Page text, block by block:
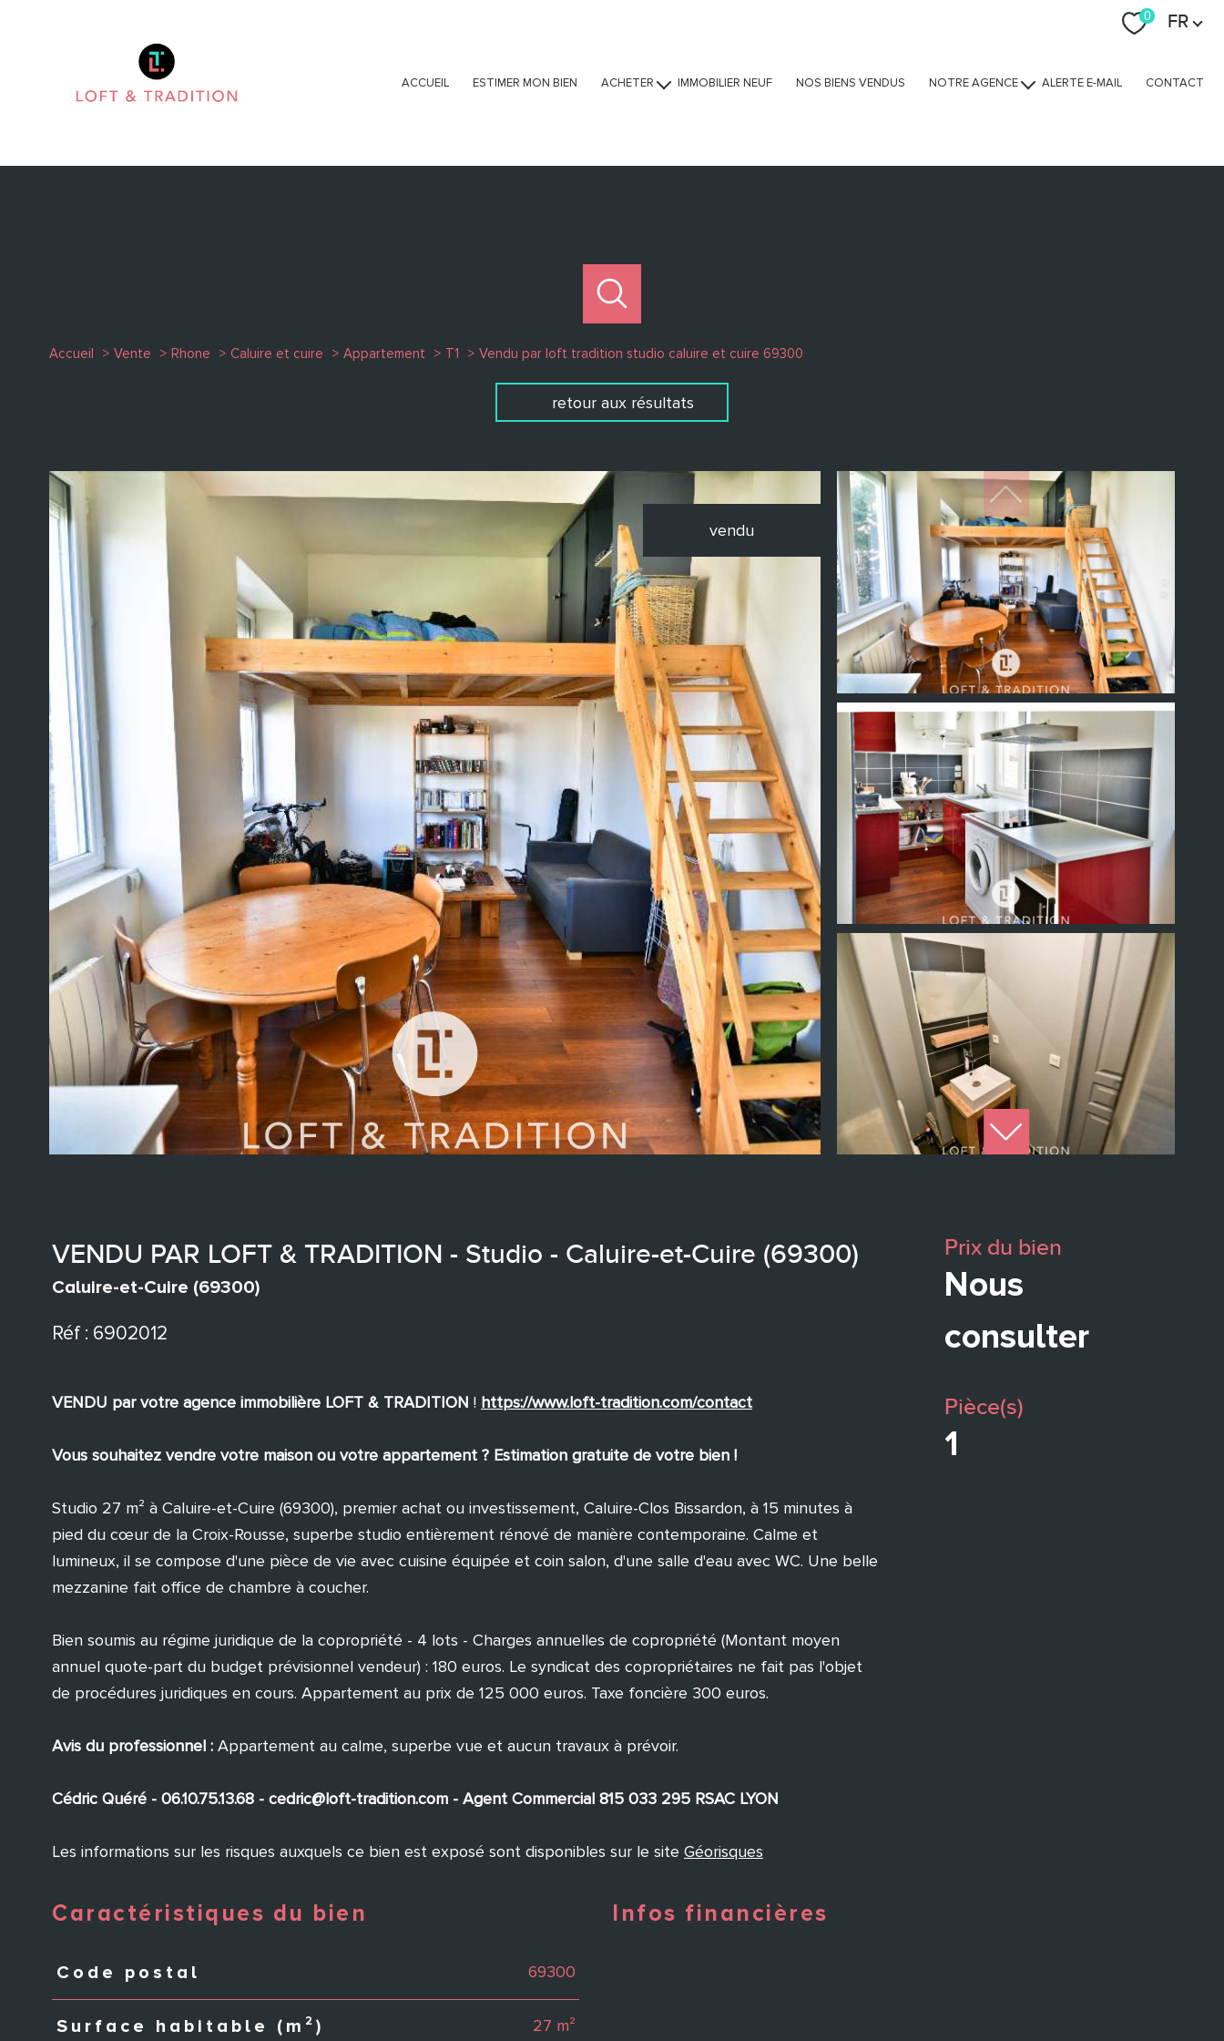
0 Langue
FR
ACCUEIL ESTIMER MON BIEN ACHETER IMMOBILIER NEUF NOS BIENS VENDUS NOTRE AGENCE ALERTE E-MAIL CONTACT
Accueil Vente Rhone Caluire et cuire Appartement T1 Vendu par loft tradition studio caluire et cuire 69300
retour aux résultats
vendu
VENDU PAR LOFT & TRADITION - Studio - Caluire-et-Cuire (69300)
Caluire-et-Cuire (69300)
Réf : 6902012
VENDU par votre agence immobilière LOFT & TRADITION ! https://www.loft-tradition.com/contact
Vous souhaitez vendre votre maison ou votre appartement ? Estimation gratuite de votre bien !
Studio 27 m² à Caluire-et-Cuire (69300), premier achat ou investissement, Caluire-Clos Bissardon, à 15 minutes à
pied du cœur de la Croix-Rousse, superbe studio entièrement rénové de manière contemporaine. Calme et
lumineux, il se compose d'une pièce de vie avec cuisine équipée et coin salon, d'une salle d'eau avec WC. Une belle
mezzanine fait office de chambre à coucher.
Bien soumis au régime juridique de la copropriété - 4 lots - Charges annuelles de copropriété (Montant moyen
annuel quote-part du budget prévisionnel vendeur) : 180 euros. Le syndicat des copropriétaires ne fait pas l'objet
de procédures juridiques en cours. Appartement au prix de 125 000 euros. Taxe foncière 300 euros.
Avis du professionnel : Appartement au calme, superbe vue et aucun travaux à prévoir.
Cédric Quéré - 06.10.75.13.68 - cedric@loft-tradition.com - Agent Commercial 815 033 295 RSAC LYON
Les informations sur les risques auxquels ce bien est exposé sont disponibles sur le site Géorisques
Prix du bien
Nous
consulter
Pièce(s)
1
Caractéristiques du bien
Caractéristiques Valeurs
Code postal 69300
Surface habitable (m²) 27 m²
Infos financières